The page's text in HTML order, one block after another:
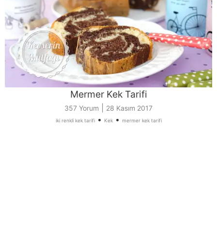
Mermer Kek Tarifi
357 Yorum 28 Kasım 2017
iki renkli kek tarifi• Kek• mermer kek tarifi